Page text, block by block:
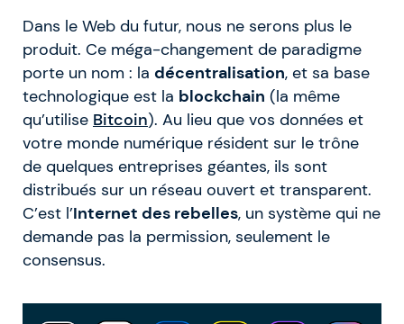
Dans le Web du futur, nous ne serons plus le
produit. Ce méga-changement de paradigme
porte un nom : la décentralisation, et sa base
technologique est la blockchain (la même
qu’utilise Bitcoin). Au lieu que vos données et
votre monde numérique résident sur le trône
de quelques entreprises géantes, ils sont
distribués sur un réseau ouvert et transparent.
C’est l’Internet des rebelles, un système qui ne
demande pas la permission, seulement le
consensus.